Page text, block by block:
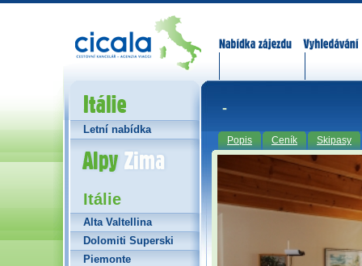
-
Popis Ceník Skipasy
Itálie
Letní nabídka
Alpy Zima
Itálie
Alta Valtellina
Dolomiti Superski
Piemonte